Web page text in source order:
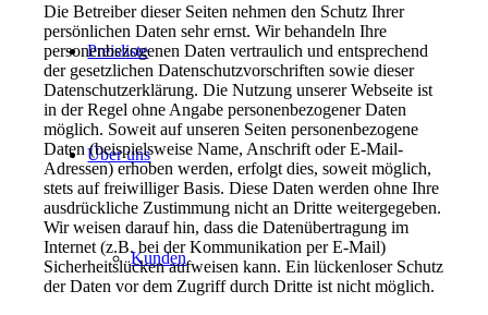
Preisliste
Über uns
Kunden
Die Betreiber dieser Seiten nehmen den Schutz Ihrer
persönlichen Daten sehr ernst. Wir behandeln Ihre
personenbezogenen Daten vertraulich und entsprechend
der gesetzlichen Datenschutzvorschriften sowie dieser
Datenschutzerklärung. Die Nutzung unserer Webseite ist
in der Regel ohne Angabe personenbezogener Daten
möglich. Soweit auf unseren Seiten personenbezogene
Daten (beispielsweise Name, Anschrift oder E-Mail-
Adressen) erhoben werden, erfolgt dies, soweit möglich,
stets auf freiwilliger Basis. Diese Daten werden ohne Ihre
ausdrückliche Zustimmung nicht an Dritte weitergegeben.
Wir weisen darauf hin, dass die Datenübertragung im
Internet (z.B. bei der Kommunikation per E-Mail)
Sicherheitslücken aufweisen kann. Ein lückenloser Schutz
der Daten vor dem Zugriff durch Dritte ist nicht möglich.